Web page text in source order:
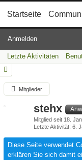
Startseite
Anmelden
Letzte Aktivitäten
Mitglieder
stehx
Mitglied seit 18.
Letzte Aktivität 6.
Diese Seite verwendet
erklären Sie sich damit